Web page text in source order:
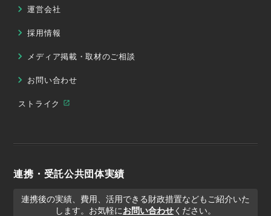
運営会社
採用情報
メディア掲載・取材のご相談
お問い合わせ
ストライク
連携・受託公共団体実績
連携後の実績、費用、活用できる財政措置などもご紹介いた
します。お気軽にお問い合わせください。